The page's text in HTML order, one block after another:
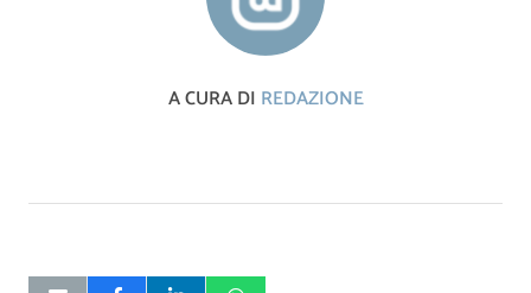
A CURA DI REDAZIONE